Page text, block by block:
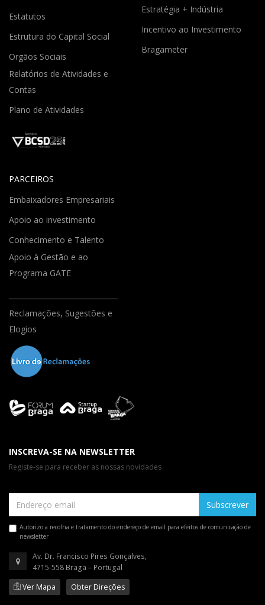
Estatutos
Estrutura do Capital Social
Orgãos Sociais
Relatórios de Atividades e
Contas
Plano de Atividades
Estratégia + Indústria
Incentivo ao Investimento
Bragameter
PARCEIROS
Embaixadores Empresariais
Apoio ao investimento
Conhecimento e Talento
Apoio à Gestão e ao
Programa GATE
Reclamações, Sugestões e
Elogios
INSCREVA-SE NA NEWSLETTER
Registe-se para receber as nossas novidades
Subscrever
Autorizo a recolha e tratamento do endereço de email para efeitos de comunicação de
newsletter
Av. Dr. Francisco Pires Gonçalves,
4715-558 Braga – Portugal
Ver Mapa
Obter Direções